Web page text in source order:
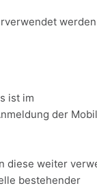
ist im
der
diese weiter
bestehender